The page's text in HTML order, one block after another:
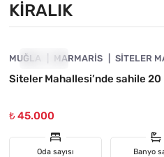
KIRALIK
KIRALIK
MUĞLA MARMARIS SITELER
Siteler Mahallesi’nde sahile 20
₺ 45.000
Oda sayısı Banyo